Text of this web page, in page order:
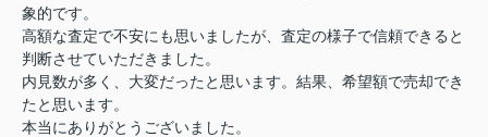
象的です。
高額な査定で不安にも思いましたが、査定の様子で信頼できると
判断させていただきました。
内見数が多く、大変だったと思います。結果、希望額で売却でき
たと思います。
本当にありがとうございました。